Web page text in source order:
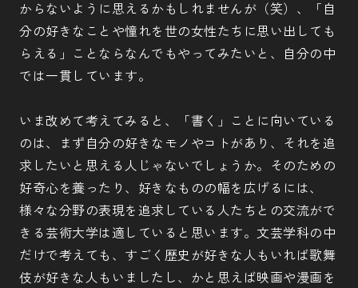
からないように思えるかもしれませんが（笑）、「自
分の好きなことや憧れを世の女性たちに思い出しても
らえる」ことならなんでもやってみたいと、自分の中
では一貫しています。
いま改めて考えてみると、「書く」ことに向いている
のは、まず自分の好きなモノやコトがあり、それを追
求したいと思える人じゃないでしょうか。そのための
好奇心を養ったり、好きなものの幅を広げるには、
様々な分野の表現を追求している人たちとの交流がで
きる芸術大学は適していると思います。文芸学科の中
だけで考えても、すごく歴史が好きな人もいれば歌舞
伎が好きな人もいましたし、かと思えば映画や漫画を